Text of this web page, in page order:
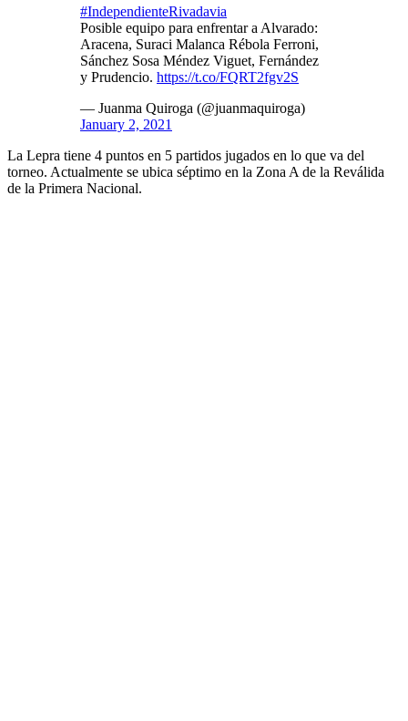
#IndependienteRivadavia
Posible equipo para enfrentar a Alvarado:
Aracena, Suraci Malanca Rébola Ferroni,
Sánchez Sosa Méndez Viguet, Fernández
y Prudencio. https://t.co/FQRT2fgv2S
— Juanma Quiroga (@juanmaquiroga)
January 2, 2021
La Lepra tiene 4 puntos en 5 partidos jugados en lo que va del
torneo. Actualmente se ubica séptimo en la Zona A de la Reválida
de la Primera Nacional.